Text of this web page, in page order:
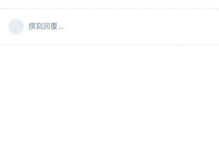
撰寫回覆...